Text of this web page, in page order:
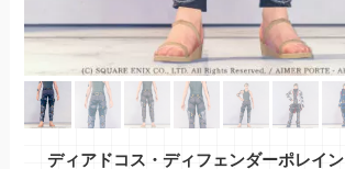
ディアドコス・ディフェンダーポレイン